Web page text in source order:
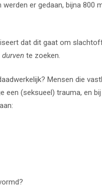
er gedaan, bijna 800
dat dit gaat om
durven te zoeken.
Mensen die
een (seksueel) trauma, en